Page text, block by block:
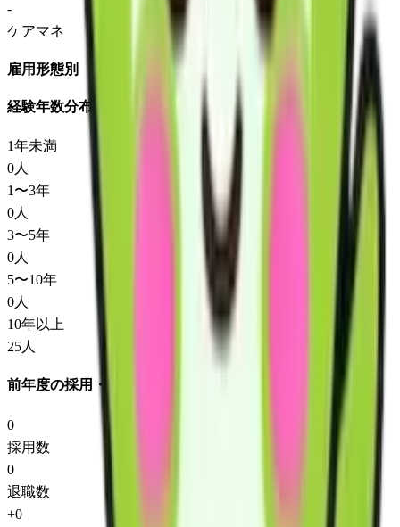
-
ケアマネ
雇用形態別
経験年数分布
1年未満
0人
1〜3年
0人
3〜5年
0人
5〜10年
0人
10年以上
25人
前年度の採用・退職
0
採用数
0
退職数
+0